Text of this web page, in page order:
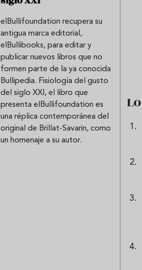
elBullifoundation recupera su
antigua marca editorial,
elBullibooks, para editar y
publicar nuevos libros que no
formen parte de la ya conocida
Bullipedia. Fisiología del gusto
del siglo XXI, el libro que
presenta elBullifoundation es
una réplica contemporánea del
original de Brillat-Savarin, como
un homenaje a su autor.
Cinco cremas frías de verduras
que querrás repetir todo agosto